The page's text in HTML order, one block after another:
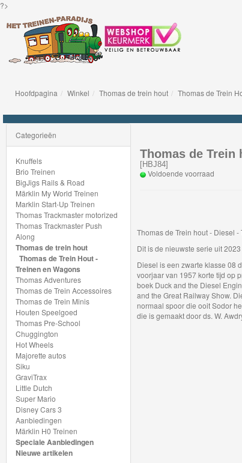
?>
Brio
Treinen
BigJigs
Rails
&
Road
Märklin
My
World
Treinen
Marklin
Start-
Up
Treinen
Thomas
Trackmaster
motorized
Hoofdpagina
Winkel Thomas de trein hout Thomas de Trein
Thomas de Trein
[HBJ84]
Voldoende voorraad
Thomas de Trein hout - Diesel
Dit is de nieuwste serie uit 2023
Diesel is een zwarte klasse 08
voorjaar van 1957 korte tijd op
boek Duck and the Diesel
and the Great Railway Show.
normaal spoor die ooit Sodor
die is gemaakt door ds. W.
Categorieën
Knuffels
Brio Treinen
BigJigs Rails & Road
Märklin My World Treinen
Marklin Start-Up Treinen
Thomas Trackmaster motorized
Thomas Trackmaster Push
Along
Thomas de trein hout
Thomas de Trein Hout -
Treinen en Wagons
Thomas Adventures
Thomas de Trein Accessoires
Thomas de Trein Minis
Houten Speelgoed
Thomas Pre-School
Chuggington
Hot Wheels
Majorette autos
Siku
GraviTrax
Little Dutch
Super Mario
Disney Cars 3
Aanbiedingen
Märklin H0 Treinen
Speciale Aanbiedingen
Nieuwe artikelen